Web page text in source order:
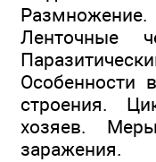
Ленточные
Особенности
строения.
хозяев.
заражения.